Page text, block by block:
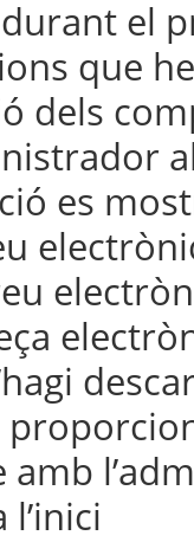
el
que
dels
es
amb